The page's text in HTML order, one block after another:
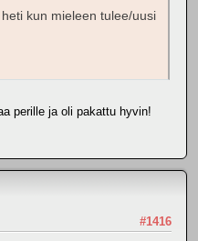
kun mieleen tulee/uusi
perille ja oli pakattu hyvin!
#1416